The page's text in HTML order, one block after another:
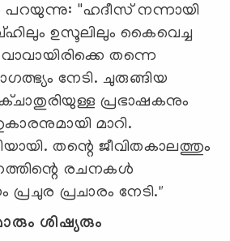
''ഹദീസ് നന്നായി
ഉസൂലിലും കൈവെച്ച
തന്നെ
നേടി. ചുരുങ്ങിയ
പ്രഭാഷകനും
മാറി.
തന്റെ ജീവിതകാലത്തും
രചനകൾ
പ്രചാരം നേടി."
ശിഷ്യരും